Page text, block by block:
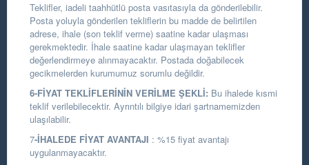
Teklifler, iadeli taahhütlü posta vasıtasıyla da gönderilebilir.
Posta yoluyla gönderilen tekliflerin bu madde de belirtilen
adrese, ihale (son teklif verme) saatine kadar ulaşması
gerekmektedir. İhale saatine kadar ulaşmayan teklifler
değerlendirmeye alınmayacaktır. Postada doğabilecek
gecikmelerden kurumumuz sorumlu değildir.
6-FİYAT TEKLİFLERİNİN VERİLME ŞEKLİ: Bu ihalede kısmi
teklif verilebilecektir. Ayrıntılı bilgiye idari şartnamemizden
ulaşılabilir.
7-İHALEDE FİYAT AVANTAJI : %15 fiyat avantajı
uygulanmayacaktır.